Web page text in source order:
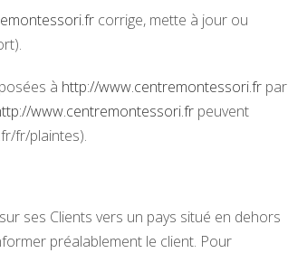
corrige, mette à jour ou
à http://www.centremontessori.fr par
www.centremontessori.fr peuvent
fr/plaintes).
ses Clients vers un pays situé en dehors
préalablement le client. Pour